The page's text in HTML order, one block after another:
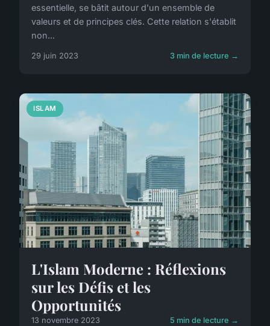
essentielle, se bâtit autour d'un ensemble de
valeurs et de principes clés. Cette relation s'établit
non...
29 juin 2023 3 min de lecture →
ISLAM
L'Islam Moderne : Réflexions
sur les Défis et les
Opportunités
13 novembre 2023 5 min de lecture →